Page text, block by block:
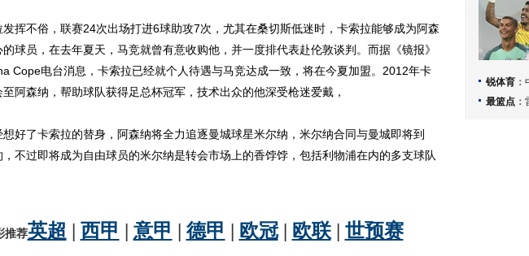
不俗，联赛24次出场打进6球助攻7次，尤其在桑切斯低迷时，卡索拉能够成为阿森
球员，在去年夏天，马竞就曾有意收购他，并一度排代表赴伦敦谈判。而据《镜报》
Cope电台消息，卡索拉已经就个人待遇与马竞达成一致，将在今夏加盟。2012年卡
阿森纳，帮助球队获得足总杯冠军，技术出众的他深受枪迷爱戴，
了卡索拉的替身，阿森纳将全力追逐曼城球星米尔纳，米尔纳合同与曼城即将到
不过即将成为自由球员的米尔纳是转会市场上的香饽饽，包括利物浦在内的多支球队
锐体育 ：
最篮点 ：